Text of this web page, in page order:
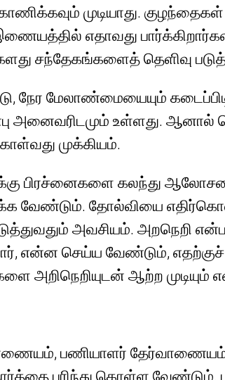
முடியாது. குழந்தைகள்
எதாவது
சந்தேகங்களைத் தெளிவு
நேர மேலாண்மையையும்
உள்ளது. ஆனால்
முக்கியம்.
பிரச்னைகளை கலந்து
வேண்டும். தோல்வியை
அவசியம். அறநெறி
என்ன செய்ய வேண்டும்,
ஆற்ற முடியும்
பணியாளர்
புரிந்து கொள்ள